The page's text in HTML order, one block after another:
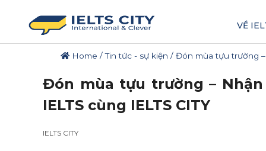
VỀ
Home /Tin tức - sự kiện / Đón mùa tựu trường –
Đón mùa tựu trường –
IELTS cùng IELTS CITY
IELTS CITY